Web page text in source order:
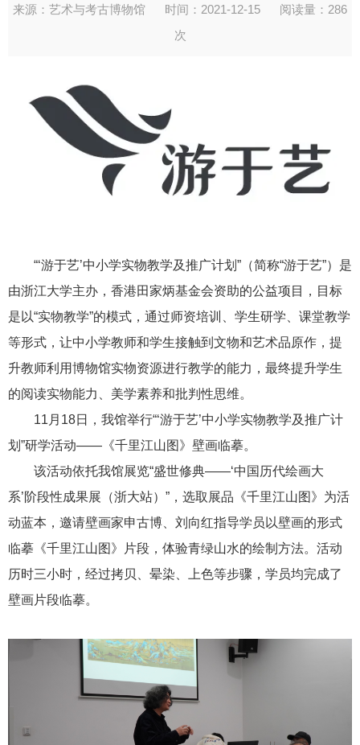
来源：艺术与考古博物馆 时间：2021-12-15 阅读量： 286
次
“‘游于艺’中小学实物教学及推广计划”（简称“游于艺”）是
由浙江大学主办，香港田家炳基金会资助的公益项目，目标
是以“实物教学”的模式，通过师资培训、学生研学、课堂教学
等形式，让中小学教师和学生接触到文物和艺术品原作，提
升教师利用博物馆实物资源进行教学的能力，最终提升学生
的阅读实物能力、美学素养和批判性思维。
11月18日，我馆举行“‘游于艺’中小学实物教学及推广计
划”研学活动——《千里江山图》壁画临摹。
该活动依托我馆展览“盛世修典——‘中国历代绘画大
系’阶段性成果展（浙大站）”，选取展品《千里江山图》为活
动蓝本，邀请壁画家申古博、刘向红指导学员以壁画的形式
临摹《千里江山图》片段，体验青绿山水的绘制方法。活动
历时三小时，经过拷贝、晕染、上色等步骤，学员均完成了
壁画片段临摹。